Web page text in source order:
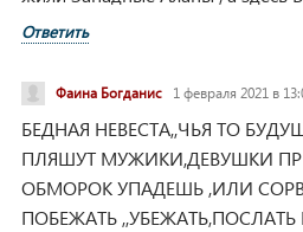
Ответить
Фаина Богданис 1 февраля 2021 в
БЕДНАЯ НЕВЕСТА,,ЧЬЯ ТО
ПЛЯШУТ МУЖИКИ,ДЕВУШКИ
ОБМОРОК УПАДЕШЬ ,ИЛИ
ПОБЕЖАТЬ ,,УБЕЖАТЬ,ПОСЛАТЬ